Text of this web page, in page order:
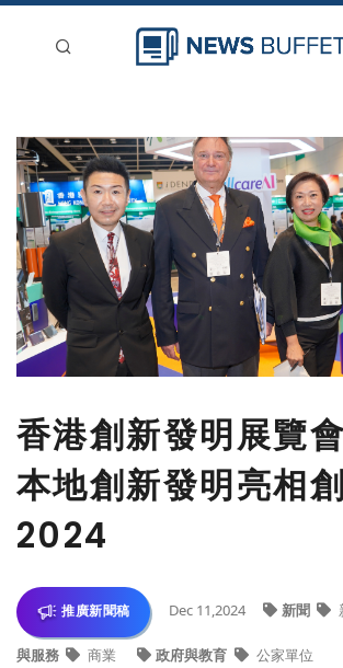
新聞稿分類
登入
刊登
香港創新發明展覽
本地創新發明亮相
2024
推廣新聞稿 Dec 11,2024 新聞
與服務 商業 政府與教育 公家單位